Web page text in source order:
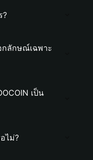
?
กลักษณ์เฉพาะ
เป็น
ไม่?